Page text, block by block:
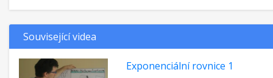
Související videa
Exponenciální rovnice 1